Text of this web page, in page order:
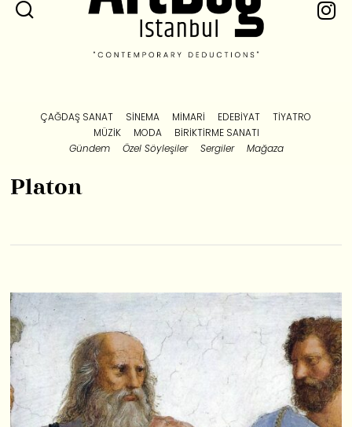
ÇAĞDAŞ SANAT SINEMA MIMARI EDEBIYAT
TIYATRO
MÜZIK
MODA
BIRIKTIRME SANATI
Gündem
Özel Söyleşiler Sergiler Mağaza
Platon